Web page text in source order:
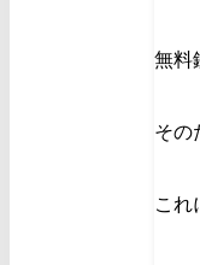
無料
その
これ